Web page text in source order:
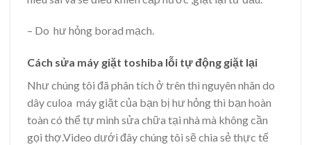
– Do hư hỏng borad mạch.
Cách sửa máy giặt toshiba lỗi tự động giặt lại
Như chúng tôi đã phân tích ở trên thì nguyên nhân do
dây culoa máy giặt của bạn bị hư hỏng thì bạn hoàn
toàn có thể tự mình sửa chữa tại nhà mà không cần
gọi thợ.Video dưới đây chúng tôi sẽ chia sẻ thực tế